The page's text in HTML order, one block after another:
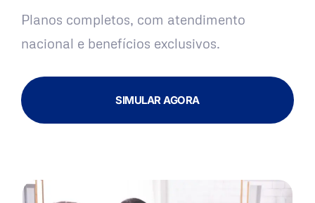
Planos completos, com atendimento
nacional e benefícios exclusivos.
SIMULAR AGORA